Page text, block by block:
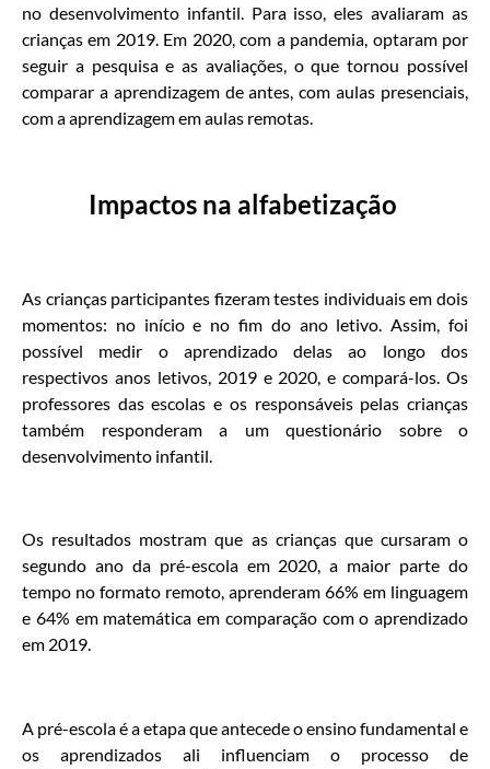
no desenvolvimento infantil. Para isso, eles avaliaram as
crianças em 2019. Em 2020, com a pandemia, optaram por
seguir a pesquisa e as avaliações, o que tornou possível
comparar a aprendizagem de antes, com aulas presenciais,
com a aprendizagem em aulas remotas.
Impactos na alfabetização
As crianças participantes fizeram testes individuais em dois
momentos: no início e no fim do ano letivo. Assim, foi
possível medir o aprendizado delas ao longo dos
respectivos anos letivos, 2019 e 2020, e compará-los. Os
professores das escolas e os responsáveis pelas crianças
também responderam a um questionário sobre o
desenvolvimento infantil.
Os resultados mostram que as crianças que cursaram o
segundo ano da pré-escola em 2020, a maior parte do
tempo no formato remoto, aprenderam 66% em linguagem
e 64% em matemática em comparação com o aprendizado
em 2019.
A pré-escola é a etapa que antecede o ensino fundamental e
os aprendizados ali influenciam o processo de